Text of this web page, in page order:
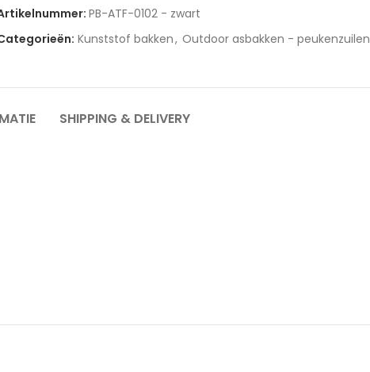
PB-ATF-0102 - zwart
Kunststof bakken, Outdoor asbakken - peukenzuilen
SHIPPING & DELIVERY